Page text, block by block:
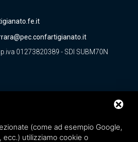
01273820389 - SDI SUBM70N
(come ad esempio Google,
ecc.) utilizziamo cookie o